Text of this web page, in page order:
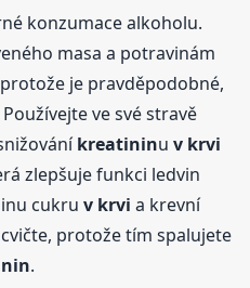
konzumace alkoholu.
masa a potravinám
je pravděpodobné,
ve své stravě
kreatininuv krvi
zlepšuje funkci ledvin
cukruv krvi a krevní
protože tím spalujete
.